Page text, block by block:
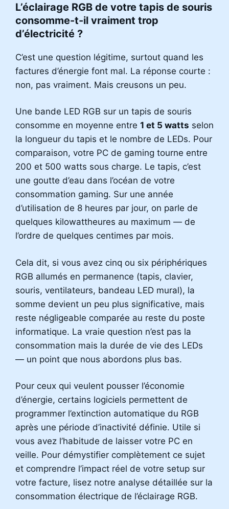
L’éclairage RGB de votre tapis de souris
consomme-t-il vraiment trop
d’électricité ?
C’est une question légitime, surtout quand les
factures d’énergie font mal. La réponse courte :
non, pas vraiment. Mais creusons un peu.
Une bande LED RGB sur un tapis de souris
consomme en moyenne entre 1 et 5 watts selon
la longueur du tapis et le nombre de LEDs. Pour
comparaison, votre PC de gaming tourne entre
200 et 500 watts sous charge. Le tapis, c’est
une goutte d’eau dans l’océan de votre
consommation gaming. Sur une année
d’utilisation de 8 heures par jour, on parle de
quelques kilowattheures au maximum — de
l’ordre de quelques centimes par mois.
Cela dit, si vous avez cinq ou six périphériques
RGB allumés en permanence (tapis, clavier,
souris, ventilateurs, bandeau LED mural), la
somme devient un peu plus significative, mais
reste négligeable comparée au reste du poste
informatique. La vraie question n’est pas la
consommation mais la durée de vie des LEDs
— un point que nous abordons plus bas.
Pour ceux qui veulent pousser l’économie
d’énergie, certains logiciels permettent de
programmer l’extinction automatique du RGB
après une période d’inactivité définie. Utile si
vous avez l’habitude de laisser votre PC en
veille. Pour démystifier complètement ce sujet
et comprendre l’impact réel de votre setup sur
votre facture, lisez notre analyse détaillée sur la
consommation électrique de l’éclairage RGB.